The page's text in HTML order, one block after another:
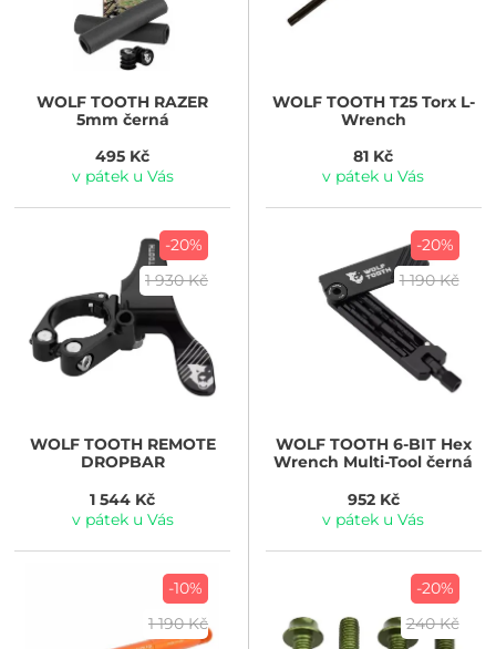
WOLF TOOTH RAZER
5mm černá
495 Kč
v pátek u Vás
WOLF TOOTHT25 Torx L-
Wrench
81 Kč
v pátek u Vás
-20%
1 930 Kč
WOLF TOOTHREMOTE
DROPBAR
1 544 Kč
v pátek u Vás
-20%
1 190 Kč
WOLF TOOTH6-BIT Hex
Wrench Multi-Tool černá
952 Kč
v pátek u Vás
-10%
1 190 Kč
-20%
240 Kč